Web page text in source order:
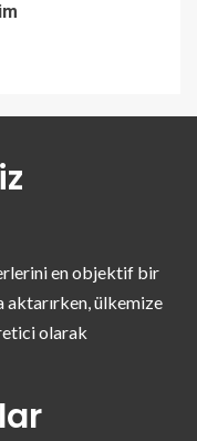
en objektif bir
aktarırken, ülkemize
olarak